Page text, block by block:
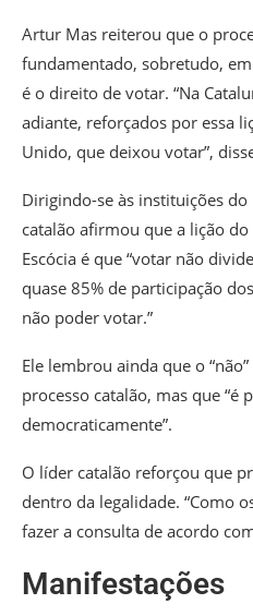
Artur Mas reiterou que o
fundamentado, sobretudo,
é o direito de votar. “Na
adiante, reforçados por essa
Unido, que deixou votar”,
Dirigindo-se às instituições
catalão afirmou que a lição
Escócia é que “votar não
quase 85% de participação
não poder votar.”
Ele lembrou ainda que o
processo catalão, mas que “é
democraticamente”.
O líder catalão reforçou que
dentro da legalidade. “Como
fazer a consulta de acordo
Manifestações